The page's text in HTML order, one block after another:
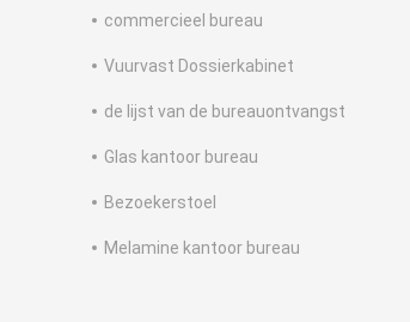
commercieel bureau
Vuurvast Dossierkabinet
de lijst van de bureauontvangst
Glas kantoor bureau
Bezoekerstoel
Melamine kantoor bureau